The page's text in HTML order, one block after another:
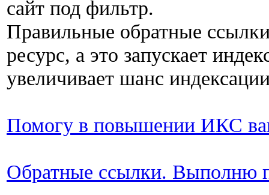
сайт под фильтр.
Правильные обратные
ресурс, а это запускает
увеличивает шанс
Помогу в повышении ИКС
Обратные ссылки. Выполню